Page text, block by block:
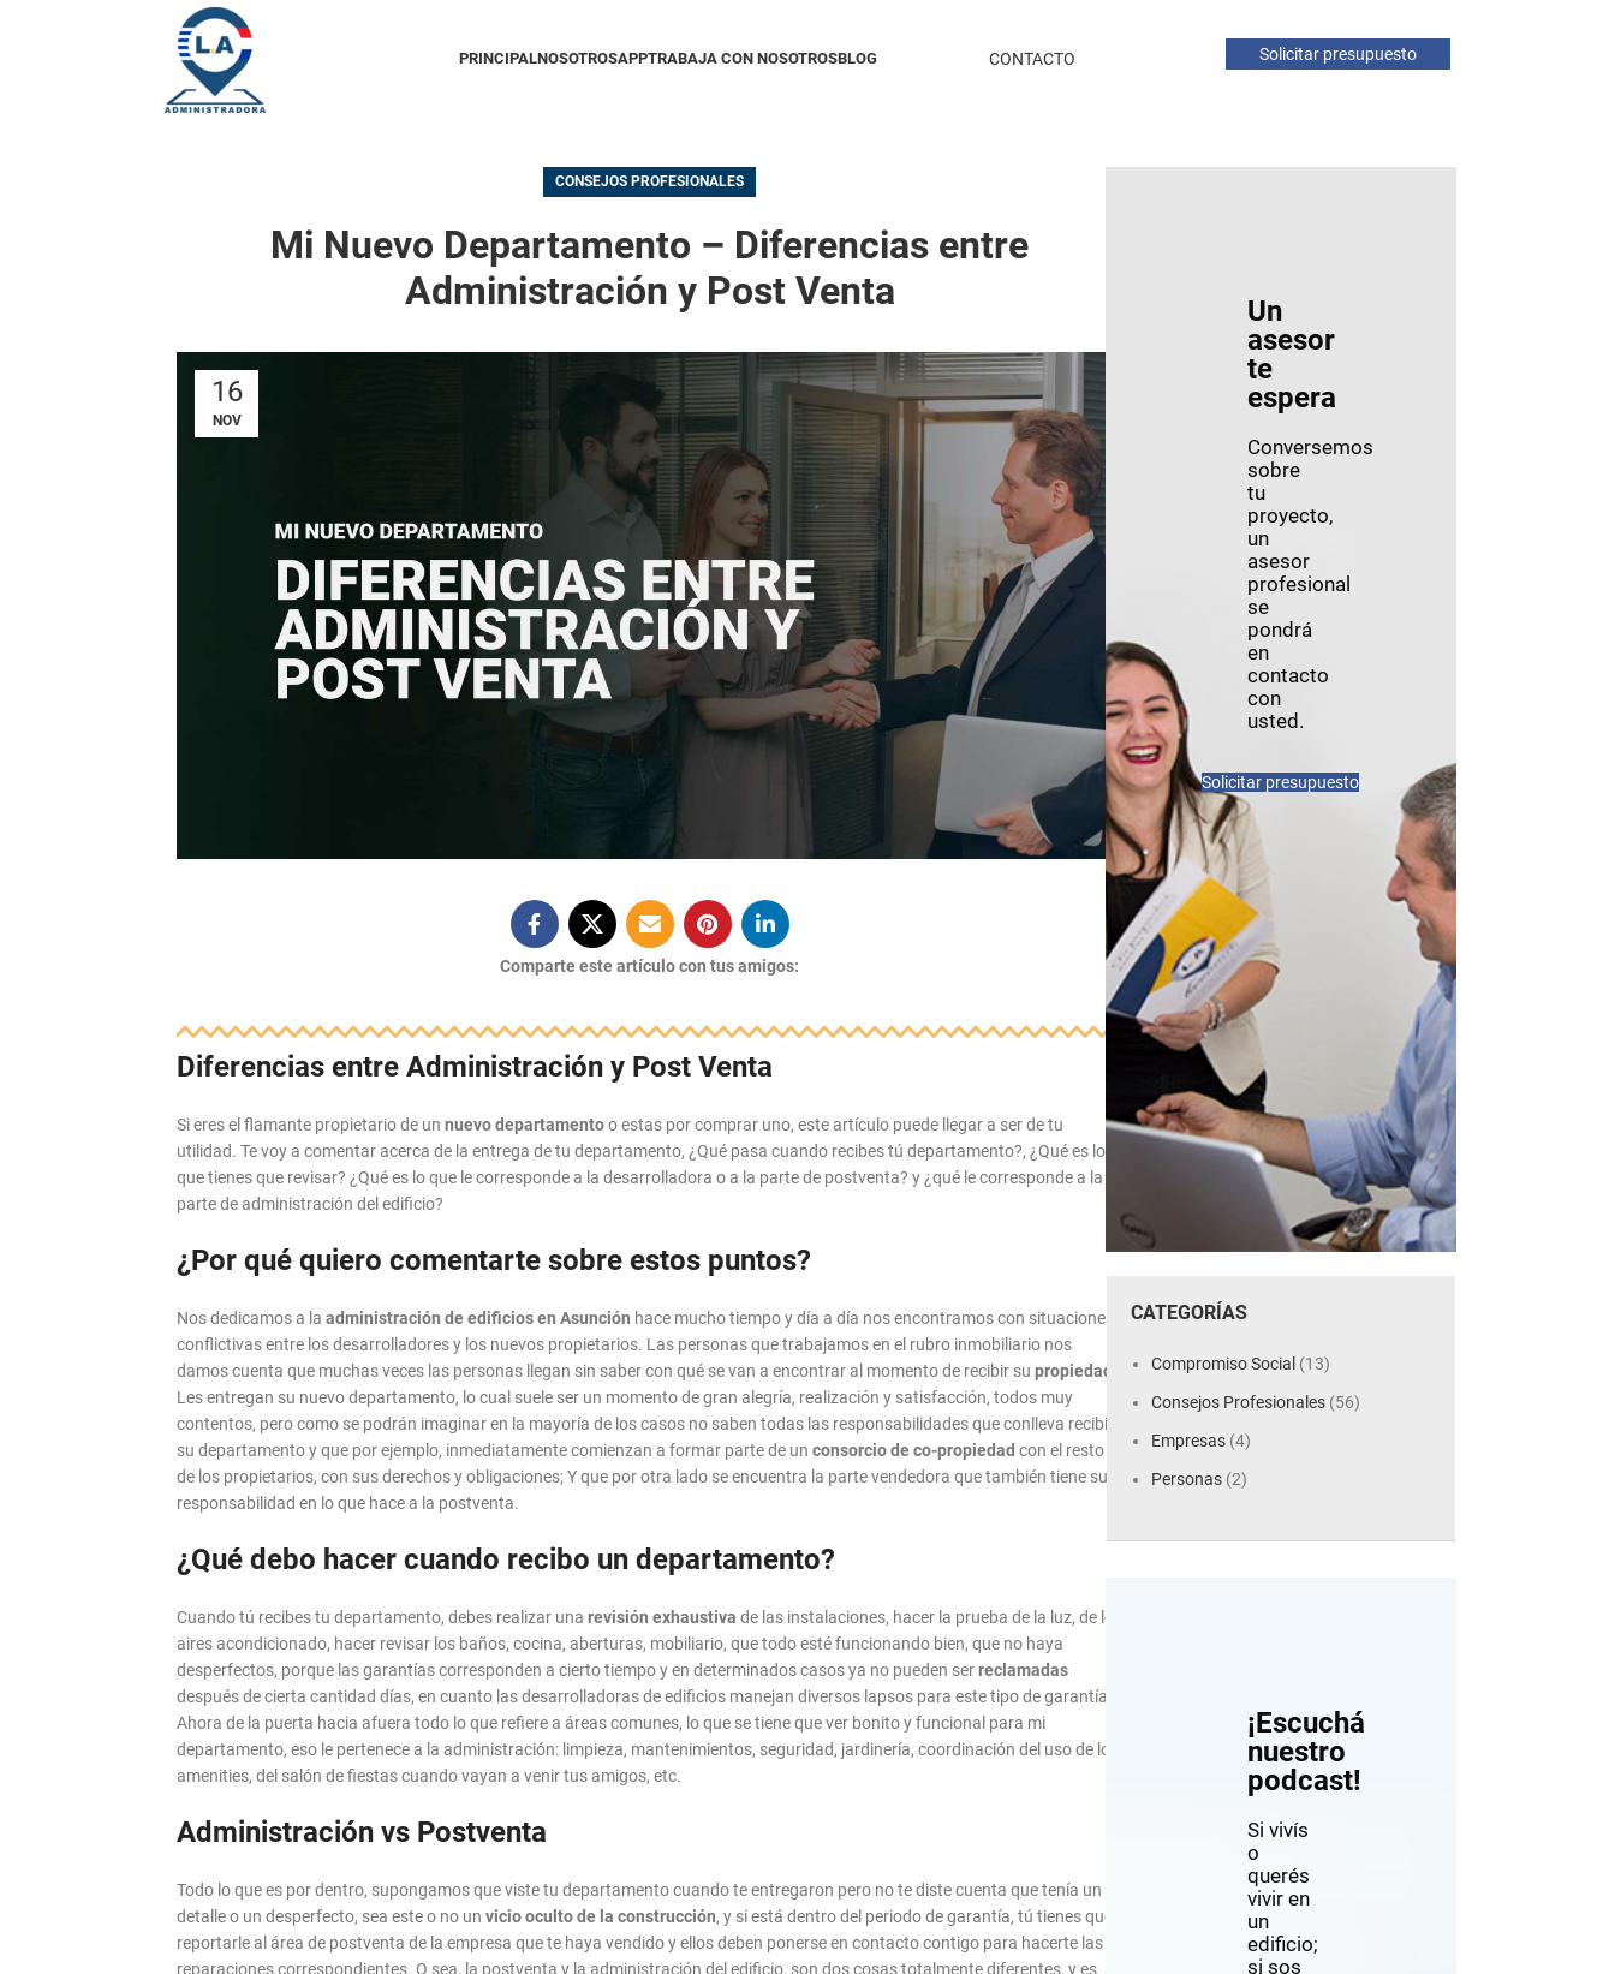
PRINCIPALNOSOTROSAPPTRABAJA CON NOSOTROSBLOG CONTACTO Solicitar presupuesto
CONSEJOS PROFESIONALES
Mi Nuevo Departamento – Diferencias entre
Administración y Post Venta
16
NOV
Comparte este artículo con tus amigos:
Diferencias entre Administración y Post Venta
Si eres el flamante propietario de un nuevo departamentoo estas por comprar uno, este artículo puede llegar a ser de tu
utilidad. Te voy a comentar acerca de la entrega de tu departamento, ¿Qué pasa cuando recibes tú departamento?, ¿Qué es lo
que tienes que revisar? ¿Qué es lo que le corresponde a la desarrolladora o a la parte de postventa? y ¿qué le corresponde a la
parte de administración del edificio?
¿Por qué quiero comentarte sobre estos puntos?
Nos dedicamos a la administración de edificios en Asunción hace mucho tiempo y día a día nos encontramos con situaciones
conflictivas entre los desarrolladores y los nuevos propietarios. Las personas que trabajamos en el rubro inmobiliario nos
damos cuenta que muchas veces las personas llegan sin saber con qué se van a encontrar al momento de recibir su propiedad
Les entregan su nuevo departamento, lo cual suele ser un momento de gran alegría, realización y satisfacción, todos muy
contentos, pero como se podrán imaginar en la mayoría de los casos no saben todas las responsabilidades que conlleva recibir
su departamento y que por ejemplo, inmediatamente comienzan a formar parte de un consorcio de co-propiedad con el resto
de los propietarios, con sus derechos y obligaciones; Y que por otra lado se encuentra la parte vendedora que también tiene su
responsabilidad en lo que hace a la postventa.
¿Qué debo hacer cuando recibo un departamento?
Cuando tú recibes tu departamento, debes realizar una revisión exhaustiva de las instalaciones, hacer la prueba de la luz, de los
aires acondicionado, hacer revisar los baños, cocina, aberturas, mobiliario, que todo esté funcionando bien, que no haya
desperfectos, porque las garantías corresponden a cierto tiempo y en determinados casos ya no pueden serreclamadas
después de cierta cantidad días, en cuanto las desarrolladoras de edificios manejan diversos lapsos para este tipo de garantías.
Ahora de la puerta hacia afuera todo lo que refiere a áreas comunes, lo que se tiene que ver bonito y funcional para mi
departamento, eso le pertenece a la administración: limpieza, mantenimientos, seguridad, jardinería, coordinación del uso de los
amenities, del salón de fiestas cuando vayan a venir tus amigos, etc.
Administración vs Postventa
Todo lo que es por dentro, supongamos que viste tu departamento cuando te entregaron pero no te diste cuenta que tenía un
detalle o un desperfecto, sea este o no un vicio oculto de la construcción, y si está dentro del periodo de garantía, tú tienes que
reportarle al área de postventa de la empresa que te haya vendido y ellos deben ponerse en contacto contigo para hacerte las
reparaciones correspondientes. O sea, la postventa y la administración del edificio, son dos cosas totalmente diferentes, y es
Un
asesor
te
espera
Conversemos
sobre
tu
proyecto,
un
asesor
profesional
se
pondrá
en
contacto
con
usted.
Solicitar presupuesto
CATEGORÍAS
Compromiso Social (13)
Consejos Profesionales(56)
Empresas(4)
Personas(2)
¡Escuchá
nuestro
podcast!
Si vivís
o
querés
vivir en
un
edificio;
si sos